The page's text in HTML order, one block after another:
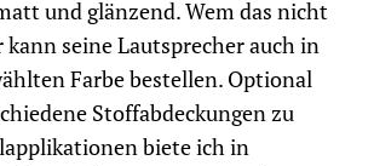
und glänzend. Wem das nicht
kann seine Lautsprecher auch in
Farbe bestellen. Optional
Stoffabdeckungen zu
biete ich in